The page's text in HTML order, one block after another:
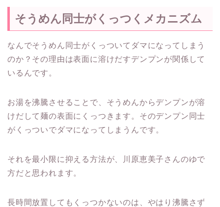
そうめん同士がくっつくメカニズム
なんでそうめん同士がくっついてダマになってしまう
のか？その理由は表面に溶けだすデンプンが関係して
いるんです。
お湯を沸騰させることで、そうめんからデンプンが溶
けだして麺の表面にくっつきます。そのデンプン同士
がくっついでダマになってしまうんです。
それを最小限に抑える方法が、川原恵美子さんのゆで
方だと思われます。
長時間放置してもくっつかないのは、やはり沸騰さず